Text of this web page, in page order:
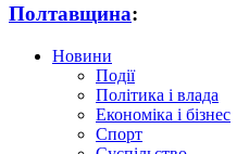
Полтавщина:
Новини
Події
Політика і влада
Економіка і бізнес
Спорт